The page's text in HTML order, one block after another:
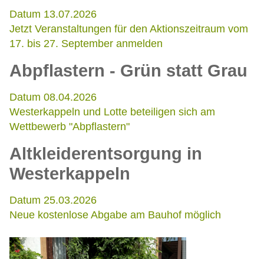
Datum 13.07.2026
Jetzt Veranstaltungen für den Aktionszeitraum vom
17. bis 27. September anmelden
Abpflastern - Grün statt Grau
Datum 08.04.2026
Westerkappeln und Lotte beteiligen sich am
Wettbewerb "Abpflastern"
Altkleiderentsorgung in
Westerkappeln
Datum 25.03.2026
Neue kostenlose Abgabe am Bauhof möglich